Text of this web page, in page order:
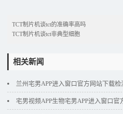
TCT制片机谈tct的准确率高吗
TCT制片机谈tct非典型细胞
相关新闻
兰州宅男APP进入窗口官方网站下载
宅男视频APP生物宅男APP进入窗口官